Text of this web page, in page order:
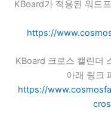
KBoard가 적용된 워드
https://
KBoard 크로스 캘린더
아래 링크
https://